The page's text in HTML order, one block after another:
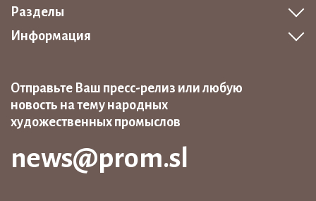
Разделы
Информация
Отправьте Ваш пресс-релиз или любую
новость на тему народных
художественных промыслов
news@prom.sl